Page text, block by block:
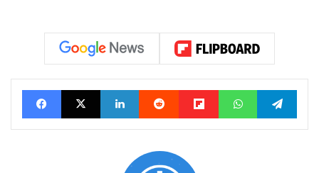
FacebookX Linkedin Reddit FlipboardWhatsApp